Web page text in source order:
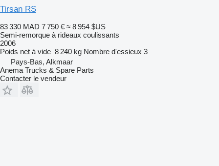
Tirsan RS
83 330 MAD 7 750 € ≈ 8 954 $US
Semi-remorque à rideaux coulissants
2006
Poids net à vide 8 240 kg Nombre d'essieux 3
Pays-Bas, Alkmaar
Anema Trucks & Spare Parts
Contacter le vendeur